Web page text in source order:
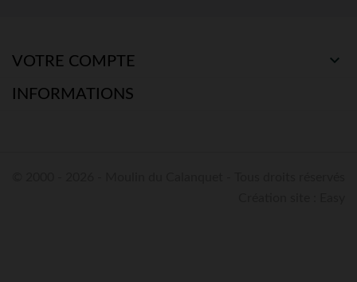
VOTRE COMPTE 
INFORMATIONS